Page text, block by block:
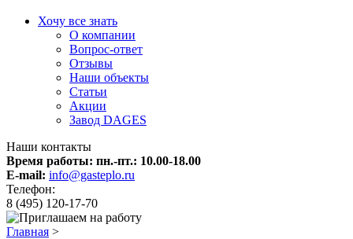
Хочу все знать
О компании
Вопрос-ответ
Отзывы
Наши объекты
Статьи
Акции
Завод DAGES
Наши контакты
Время работы: пн.-пт.: 10.00-18.00
E-mail: info@gasteplo.ru
Телефон:
8 (495) 120-17-70
Главная >